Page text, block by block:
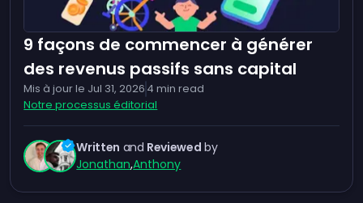
9 façons de commencer à générer
des revenus passifs sans capital
Mis à jour le Jul 31, 2026 4 min read
Notre processus éditorial
Written and Reviewed by
Jonathan,Anthony